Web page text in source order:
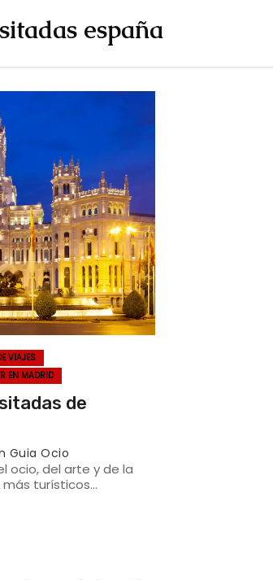
españa
VIAJES
EN MADRID
de
Guia Ocio
ocio, del arte y de la
más turísticos…